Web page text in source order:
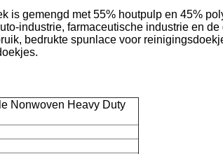
is gemengd met 55% houtpulp en 45%
industrie, farmaceutische industrie en
bedrukte spunlace voor
Nonwoven Heavy Duty